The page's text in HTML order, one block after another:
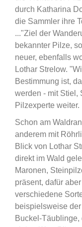
durch Katharina
die Sammler ihre
..."Ziel der
bekannter Pilze,
neuer, ebenfalls
Lothar Strelow.
Bestimmung ist,
werden - mit Stiel,
Pilzexperte weiter.
Schon am
anderem mit
Blick von Lothar
direkt im Wald
Maronen,
präsent, dafür
verschiedene
beispielsweise
Buckel-Täublinge,